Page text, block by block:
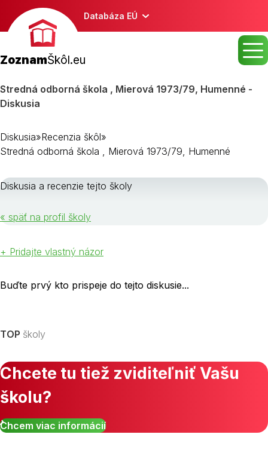
Databáza EÚ
ZoznamŠkôl.eu
Stredná odborná škola , Mierová 1973/79, Humenné -
Diskusia
Diskusia»Recenzia škôl»
Stredná odborná škola , Mierová 1973/79, Humenné
Diskusia a recenzie tejto školy
« späť na profil školy
+ Pridajte vlastný názor
Buďte prvý kto prispeje do tejto diskusie...
TOP školy
Chcete tu tiež zviditeľniť Vašu
školu?
Chcem viac informácií